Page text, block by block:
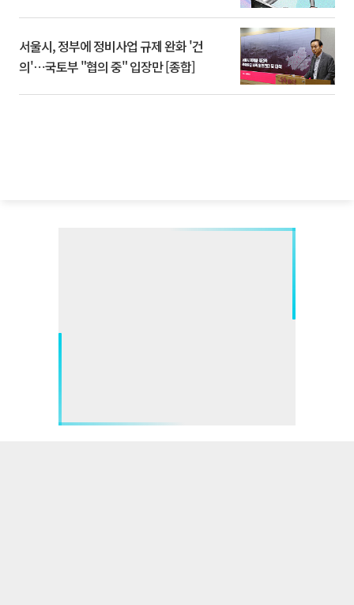
서울시, 정부에 정비사업 규제 완화 '건
의'⋯국토부 "협의 중" 입장만 [종합]